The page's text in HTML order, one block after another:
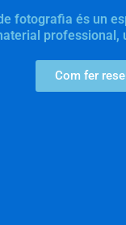
de fotografia és
Com fer